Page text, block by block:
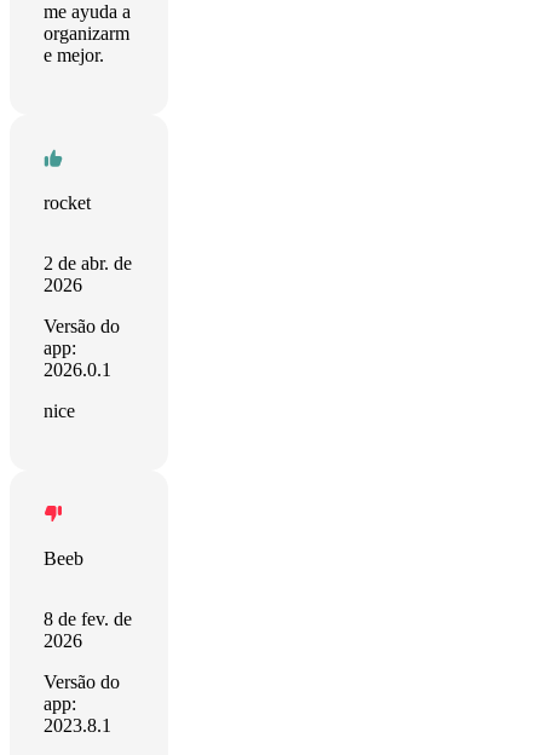
me ayuda a
organizarm
e mejor.
rocket
2 de abr. de
2026
Versão do
app:
2026.0.1
nice
Beeb
8 de fev. de
2026
Versão do
app:
2023.8.1